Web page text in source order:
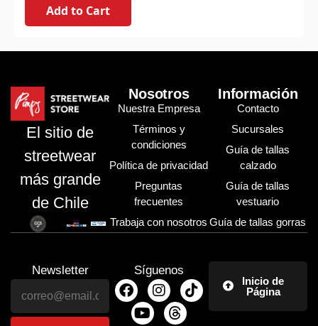
Add to Cart
El sitio de
streetwear
más grande
de Chile
Nosotros
Nuestra Empresa
Términos y
condiciones
Política de privacidad
Preguntas
frecuentes
Trabaja con nosotros
Información
Contacto
Sucursales
Guía de tallas
calzado
Guía de tallas
vestuario
Guía de tallas gorras
Newsletter Síguenos
Inicio de
Página